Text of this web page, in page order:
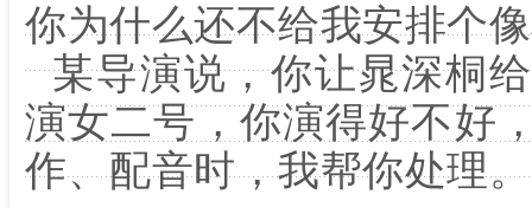
你为什么还不给我安排个
某导演说，你让晁深桐
演女二号，你演得好不好
作、配音时，我帮你处理。